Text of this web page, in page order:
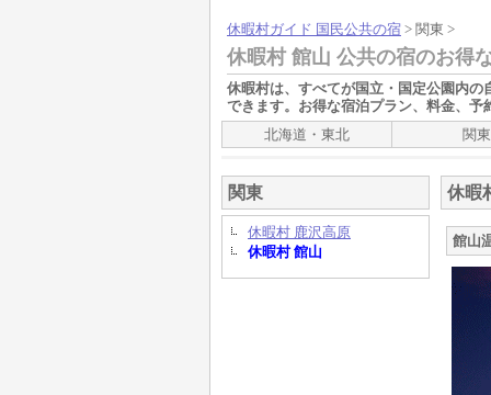
休暇村ガイド 国民公共の宿 > 関東 >
休暇村 館山 公共の宿のお得
休暇村は、すべてが国立・国定公園内
できます。お得な宿泊プラン、料金、
北海道・東北
関東
休暇
館山
関東
休暇村 鹿沢高原
休暇村 館山